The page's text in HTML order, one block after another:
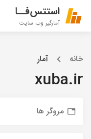
استتس‌فــا
آمارگیر وب سایت
خانه آمار
xuba.ir
مروگر ها